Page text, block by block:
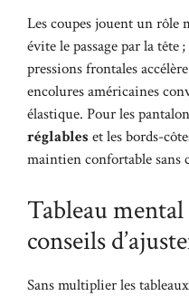
Les coupes jouent un rôle
évite le passage par la tête
pressions frontales
encolures américaines
élastique. Pour les
réglables et les bords-
maintien confortable sans
Tableau
conseils
Sans multiplier les